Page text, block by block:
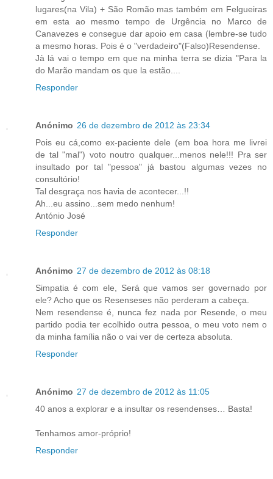
lugares(na Vila) + São Romão mas também em Felgueiras
em esta ao mesmo tempo de Urgência no Marco de
Canavezes e consegue dar apoio em casa (lembre-se tudo
a mesmo horas. Pois é o "verdadeiro"(Falso)Resendense.
Jà lá vai o tempo em que na minha terra se dizia "Para la
do Marão mandam os que la estão....
Responder
Anónimo 26 de dezembro de 2012 às 23:34
Pois eu cá,como ex-paciente dele (em boa hora me livrei
de tal "mal") voto noutro qualquer...menos nele!!! Pra ser
insultado por tal "pessoa" já bastou algumas vezes no
consultório!
Tal desgraça nos havia de acontecer...!!
Ah...eu assino...sem medo nenhum!
António José
Responder
Anónimo 27 de dezembro de 2012 às 08:18
Simpatia é com ele, Será que vamos ser governado por
ele? Acho que os Resenseses não perderam a cabeça.
Nem resendense é, nunca fez nada por Resende, o meu
partido podia ter ecolhido outra pessoa, o meu voto nem o
da minha família não o vai ver de certeza absoluta.
Responder
Anónimo 27 de dezembro de 2012 às 11:05
40 anos a explorar e a insultar os resendenses… Basta!
Tenhamos amor-próprio!
Responder